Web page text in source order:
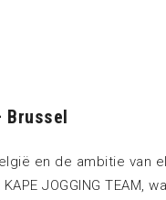
Brussel
en de ambitie van
JOGGING TEAM,